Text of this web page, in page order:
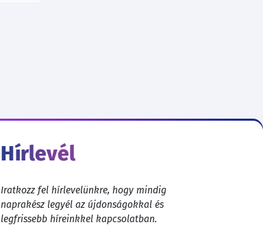
Hírlevél
Iratkozz fel hírlevelünkre, hogy mindig
naprakész legyél az újdonságokkal és
legfrissebb híreinkkel kapcsolatban.